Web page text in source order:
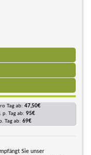
Tag ab: 47,50€
p. Tag ab: 95€
Tag ab: 69€
Sie unser